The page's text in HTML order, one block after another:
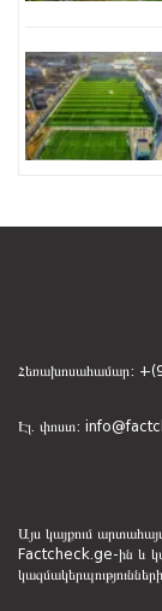
Հեռախոսահամար:
Էլ. փոստ:
Այս կայքում
Factcheck.ge-ին և